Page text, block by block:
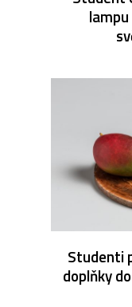
Studenti
doplňky